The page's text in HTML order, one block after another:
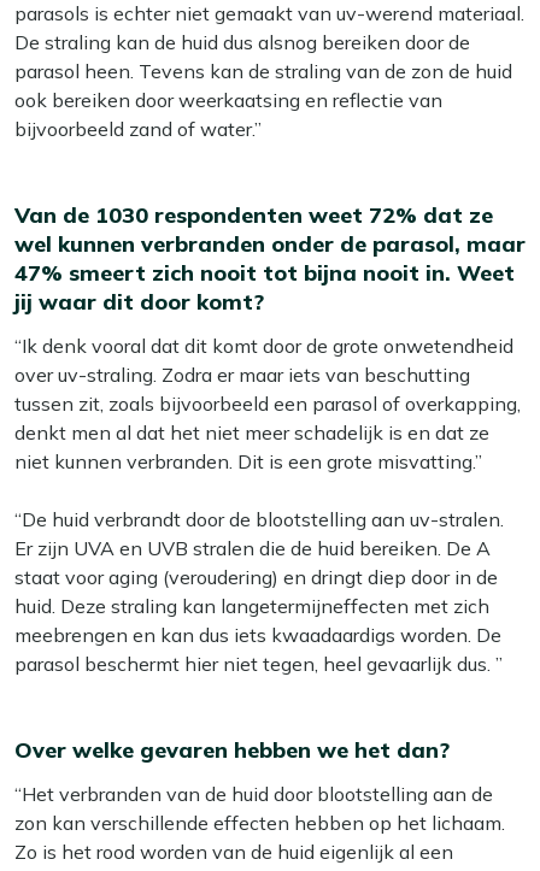
parasols is echter niet gemaakt van uv-werend materiaal.
De straling kan de huid dus alsnog bereiken door de
parasol heen. Tevens kan de straling van de zon de huid
ook bereiken door weerkaatsing en reflectie van
bijvoorbeeld zand of water.”
Van de 1030 respondenten weet 72% dat ze
wel kunnen verbranden onder de parasol, maar
47% smeert zich nooit tot bijna nooit in. Weet
jij waar dit door komt?
“Ik denk vooral dat dit komt door de grote onwetendheid
over uv-straling. Zodra er maar iets van beschutting
tussen zit, zoals bijvoorbeeld een parasol of overkapping,
denkt men al dat het niet meer schadelijk is en dat ze
niet kunnen verbranden. Dit is een grote misvatting.”
“De huid verbrandt door de blootstelling aan uv-stralen.
Er zijn UVA en UVB stralen die de huid bereiken. De A
staat voor aging (veroudering) en dringt diep door in de
huid. Deze straling kan langetermijneffecten met zich
meebrengen en kan dus iets kwaadaardigs worden. De
parasol beschermt hier niet tegen, heel gevaarlijk dus. ”
Over welke gevaren hebben we het dan?
“Het verbranden van de huid door blootstelling aan de
zon kan verschillende effecten hebben op het lichaam.
Zo is het rood worden van de huid eigenlijk al een